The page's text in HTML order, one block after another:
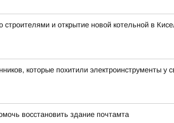
и открытие новой котельной в
которые похитили электроинструменты у
восстановить здание почтамта